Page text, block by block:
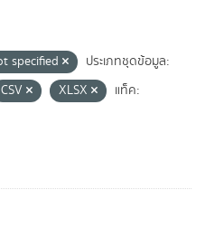
specified
ประเภทชุดข้อมูล:
CSV XLSX
แท็ค: